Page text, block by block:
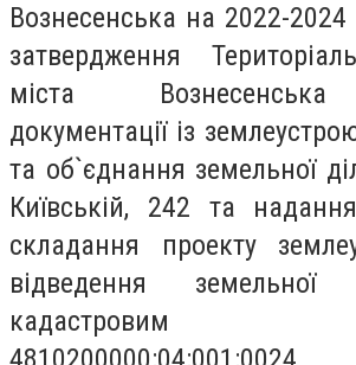
Вознесенська на 2022-
затвердження
міста Вознесенська
документації із
та об`єднання земельної
Київській, 242 та
складання проекту
відведення
кадастровим